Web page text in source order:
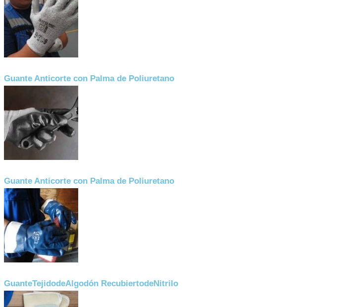
Guante Anticorte con Palma de Poliuretano
Guante Anticorte con Palma de Poliuretano
GuanteTejidodeAlgodón RecubiertodeNitrilo